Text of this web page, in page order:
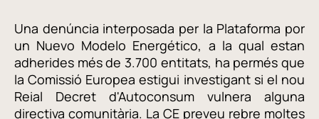
Una denúncia interposada per la Plataforma por
un Nuevo Modelo Energético, a la qual estan
adherides més de 3.700 entitats, ha permés que
la Comissió Europea estigui investigant si el nou
Reial Decret d'Autoconsum vulnera alguna
directiva comunitària. La CE preveu rebre moltes